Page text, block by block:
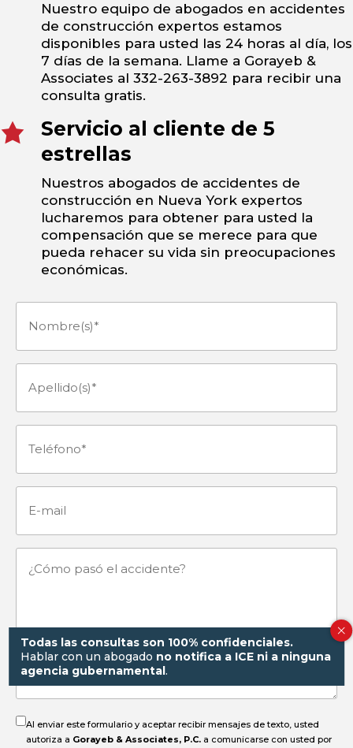
Nuestro equipo de abogados en accidentes
de construcción expertos estamos
disponibles para usted las 24 horas al día, los
7 días de la semana. Llame a Gorayeb &
Associates al 332-263-3892 para recibir una
consulta gratis.
Servicio al cliente de 5
estrellas
Nuestros abogados de accidentes de
construcción en Nueva York expertos
lucharemos para obtener para usted la
compensación que se merece para que
pueda rehacer su vida sin preocupaciones
económicas.
Nombre(s)
Apellido(s)
Teléfono (Obligatorio)
¿Cómo
el
accidente?
Al enviar este formulario y aceptar recibir mensajes de texto, usted
autoriza a Gorayeb & Associates, P.C. a comunicarse con usted por
Todas las consultas son 100% confidenciales.
Hablar con un abogado no notifica a ICE ni a ninguna
agencia gubernamental.